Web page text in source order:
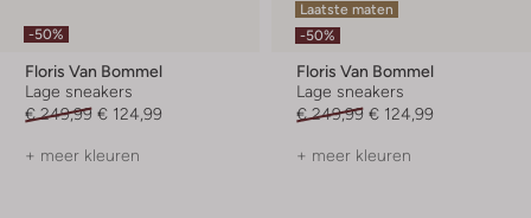
-50%
Floris Van Bommel
Lage sneakers
€ 249,99 € 124,99
+ meer kleuren
Laatste maten
-50%
Floris Van Bommel
Lage sneakers
€ 249,99 € 124,99
+ meer kleuren